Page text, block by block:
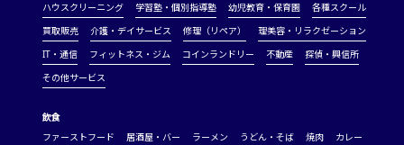
ハウスクリーニング
学習塾・個別指導塾 幼児教育・保育園
各種スクール
買取販売
介護・デイサービス 修理（リペア）
理美容・リラクゼーション
IT・通信
フィットネス・ジム コインランドリー 不動産
探偵・興信所
その他サービス
飲食
ファーストフード
居酒屋・バー ラーメン うどん・そば 焼肉
カレー